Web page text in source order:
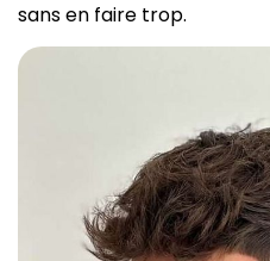
sans en faire trop.